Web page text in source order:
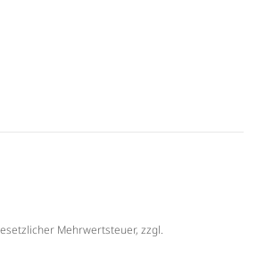
Mehrwertsteuer, zzgl.